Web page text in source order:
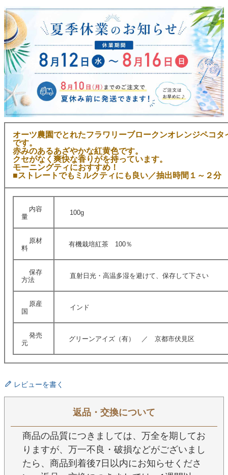
オーツ農園でとれたフラワリーブロークンオレンジペコタ
です。
赤みのあるあざやかな紅黄色です。
クセがなく爽快な香りがを持っています。
モーニングティにおすすめ！
■ストレートでもミルクティにも良い／抽出時間１～２分
内容
量
100g
原材
料
有機栽培紅茶 100％
保存
方法
直射日光・高温多湿を避けて、保存して下さい
原産
国
インド
発売
元
グリーンアイズ（有） ／ 京都市伏見区
レビューを書く
返品・交換について
商品の品質につきましては、万全を期してお
りますが、万一不良・破損などがございまし
たら、商品到着後7日以内にお知らせくださ